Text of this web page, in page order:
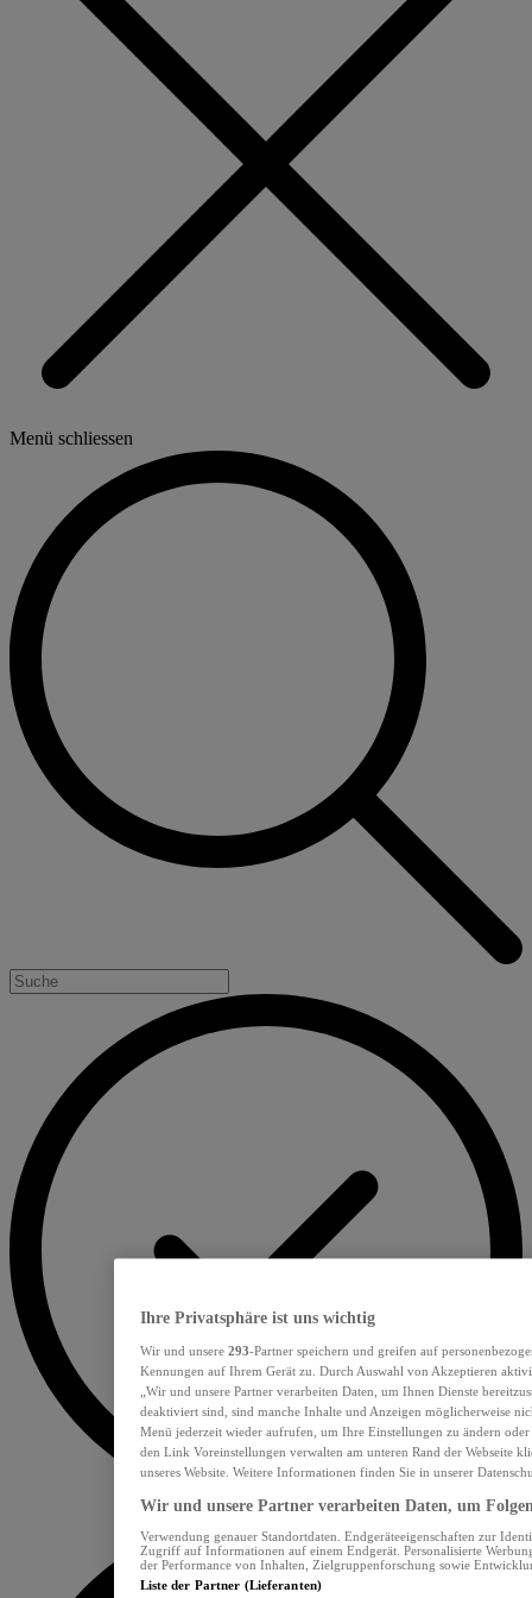
Menü schliessen
Ihre Privatsphäre ist uns wichtig
Wir und unsere 293-Partner speichern und greifen auf
Kennungen auf Ihrem Gerät zu. Durch Auswahl von Akzeptieren
„Wir und unsere Partner verarbeiten Daten, um Ihnen Dienste
deaktiviert sind, sind manche Inhalte und Anzeigen möglicherweise
Menü jederzeit wieder aufrufen, um Ihre Einstellungen zu ändern
den Link Voreinstellungen verwalten am unteren Rand der Webseite
unseres Website. Weitere Informationen finden Sie in unserer
Wir und unsere Partner verarbeiten Daten, um
Verwendung genauer Standortdaten. Endgeräteeigenschaften zur
Zugriff auf Informationen auf einem Endgerät. Personalisierte
der Performance von Inhalten, Zielgruppenforschung sowie
Liste der Partner (Lieferanten)